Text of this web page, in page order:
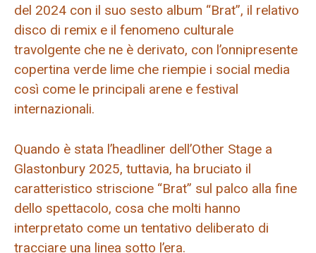
del 2024 con il suo sesto album “Brat”, il relativo
disco di remix e il fenomeno culturale
travolgente che ne è derivato, con l’onnipresente
copertina verde lime che riempie i social media
così come le principali arene e festival
internazionali.
Quando è stata l’headliner dell’Other Stage a
Glastonbury 2025, tuttavia, ha bruciato il
caratteristico striscione “Brat” sul palco alla fine
dello spettacolo, cosa che molti hanno
interpretato come un tentativo deliberato di
tracciare una linea sotto l’era.